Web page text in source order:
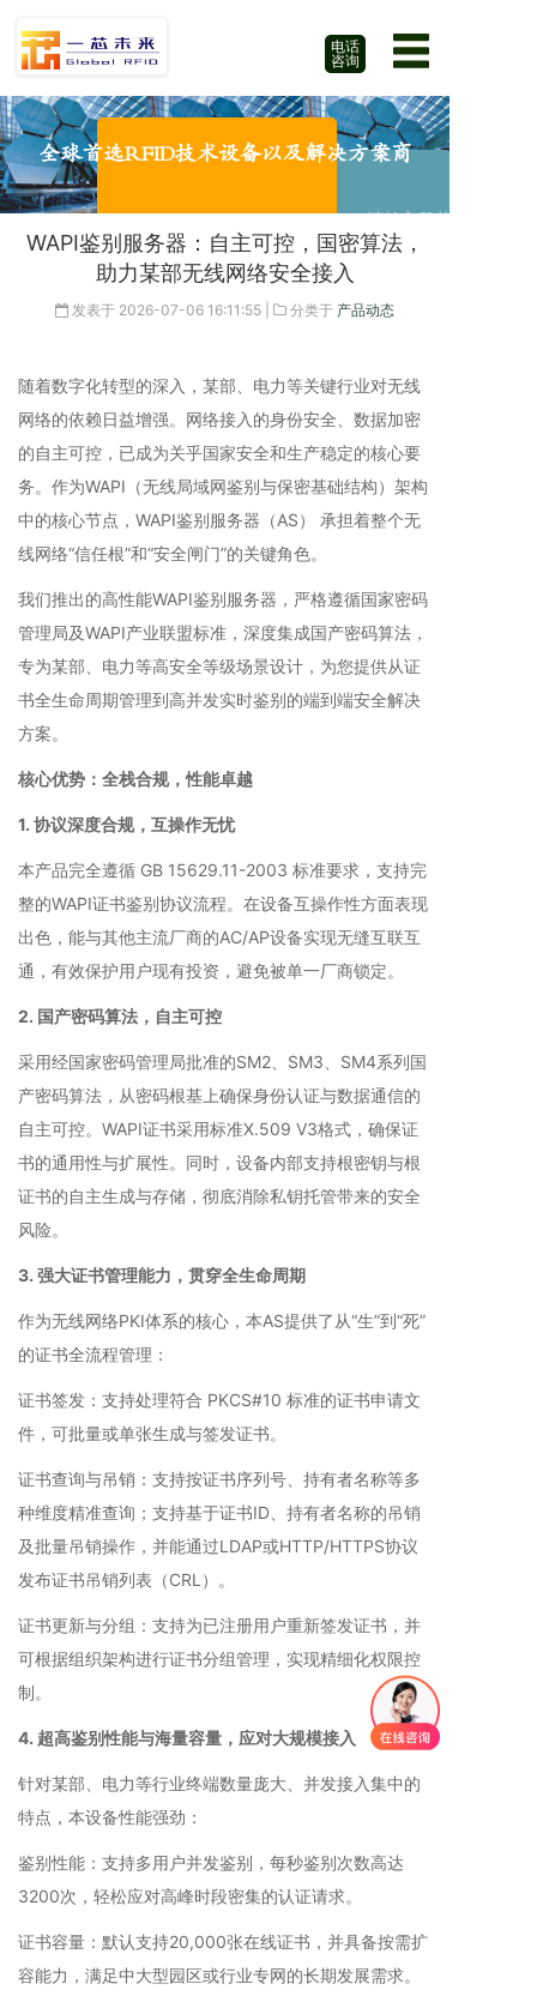
电话
咨询
请输入段落文字
全球首选RFID技术设备以及解决方案商
WAPI鉴别服务器：自主可控，国密算法，
助力某部无线网络安全接入
发表于 2026-07-06 16:11:55 分类于 产品动态
随着数字化转型的深入，某部、电力等关键行业对无线
网络的依赖日益增强。网络接入的身份安全、数据加密
的自主可控，已成为关乎国家安全和生产稳定的核心要
务。作为WAPI（无线局域网鉴别与保密基础结构）架构
中的核心节点，WAPI鉴别服务器（AS） 承担着整个无
线网络“信任根”和“安全闸门”的关键角色。
我们推出的高性能WAPI鉴别服务器，严格遵循国家密码
管理局及WAPI产业联盟标准，深度集成国产密码算法，
专为某部、电力等高安全等级场景设计，为您提供从证
书全生命周期管理到高并发实时鉴别的端到端安全解决
方案。
核心优势：全栈合规，性能卓越
1. 协议深度合规，互操作无忧
本产品完全遵循 GB 15629.11-2003 标准要求，支持完
整的WAPI证书鉴别协议流程。在设备互操作性方面表现
出色，能与其他主流厂商的AC/AP设备实现无缝互联互
通，有效保护用户现有投资，避免被单一厂商锁定。
2. 国产密码算法，自主可控
采用经国家密码管理局批准的SM2、SM3、SM4系列国
产密码算法，从密码根基上确保身份认证与数据通信的
自主可控。WAPI证书采用标准X.509 V3格式，确保证
书的通用性与扩展性。同时，设备内部支持根密钥与根
证书的自主生成与存储，彻底消除私钥托管带来的安全
风险。
3. 强大证书管理能力，贯穿全生命周期
作为无线网络PKI体系的核心，本AS提供了从“生”到“死”
的证书全流程管理：
证书签发：支持处理符合 PKCS#10 标准的证书申请文
件，可批量或单张生成与签发证书。
证书查询与吊销：支持按证书序列号、持有者名称等多
种维度精准查询；支持基于证书ID、持有者名称的吊销
及批量吊销操作，并能通过LDAP或HTTP/HTTPS协议
发布证书吊销列表（CRL）。
证书更新与分组：支持为已注册用户重新签发证书，并
可根据组织架构进行证书分组管理，实现精细化权限控
制。
4. 超高鉴别性能与海量容量，应对大规模接入
针对某部、电力等行业终端数量庞大、并发接入集中的
特点，本设备性能强劲：
鉴别性能：支持多用户并发鉴别，每秒鉴别次数高达
3200次，轻松应对高峰时段密集的认证请求。
证书容量：默认支持20,000张在线证书，并具备按需扩
容能力，满足中大型园区或行业专网的长期发展需求。